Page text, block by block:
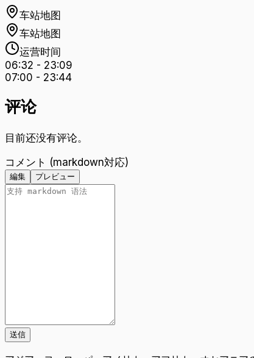
车站地图
车站地图
运营时间
06:32 - 23:09
07:00 - 23:44
评论
目前还没有评论。
コメント (markdown対応)
編集 プレビュー
送信